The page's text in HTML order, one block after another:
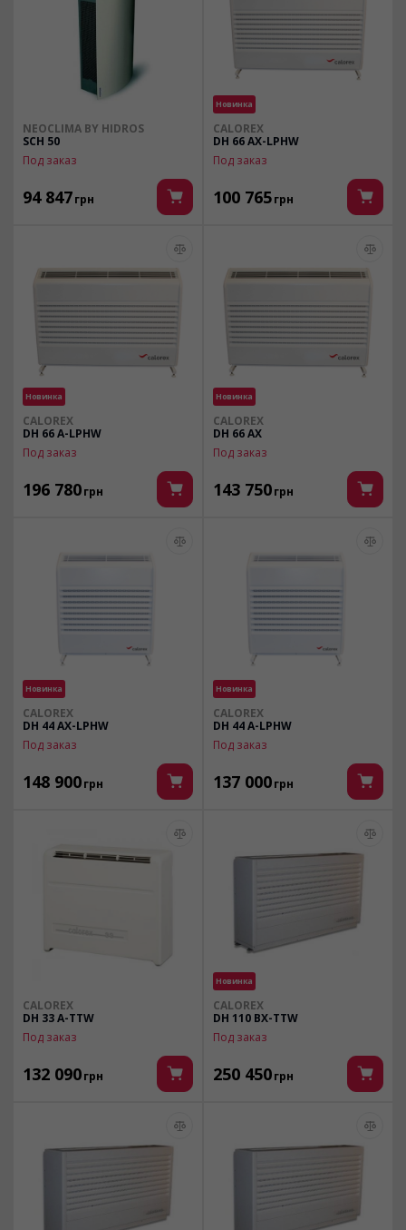
NEOCLIMA BY HIDROS
SCH 50
Под заказ
94 847грн
Новинка
CALOREX
DH 66 AX-LPHW
Под заказ
100 765грн
Новинка
CALOREX
DH 66 A-LPHW
Под заказ
196 780грн
Новинка
CALOREX
DH 66 AX
Под заказ
143 750грн
Новинка
CALOREX
DH 44 AX-LPHW
Под заказ
148 900грн
Новинка
CALOREX
DH 44 A-LPHW
Под заказ
137 000грн
CALOREX
DH 33 A-TTW
Под заказ
132 090грн
Новинка
CALOREX
DH 110 BX-TTW
Под заказ
250 450грн